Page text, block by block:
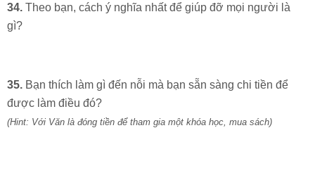
34. Theo bạn, cách ý nghĩa nhất để giúp đỡ mọi người là
gì?
35. Bạn thích làm gì đến nỗi mà bạn sẵn sàng chi tiền để
được làm điều đó?
(Hint: Với Văn là đóng tiền để tham gia một khóa học, mua sách)